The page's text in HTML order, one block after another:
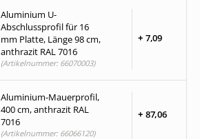
Aluminium U-
Abschlussprofil für 16
mm Platte, Länge 98 cm,
anthrazit RAL 7016
+ 7,09
(Artikelnummer: 66070003)
Aluminium-Mauerprofil,
400 cm, anthrazit RAL
7016
+ 87,06
(Artikelnummer: 66066120)